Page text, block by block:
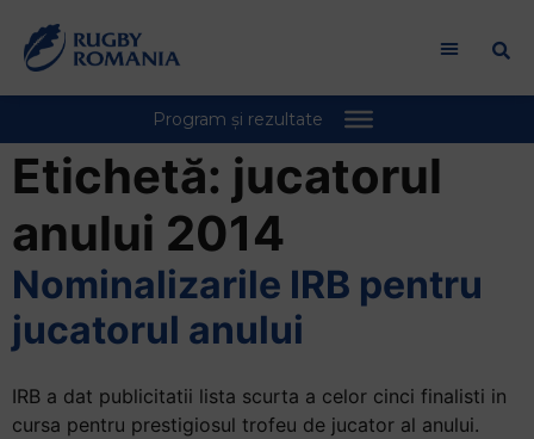
Etichetă: jucatorul
anului 2014
Nominalizarile IRB pentru
jucatorul anului
IRB a dat publicitatii lista scurta a celor cinci finalisti in
cursa pentru prestigiosul trofeu de jucator al anului.